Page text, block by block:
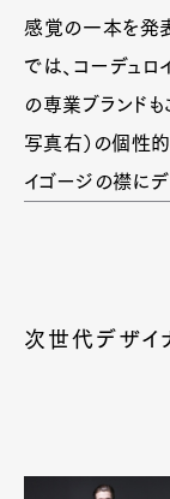
感覚の一本を発
では、コーデュ
の専業ブランドも
写真右）の個性
イゴージの襟にデ
次世代デザイ